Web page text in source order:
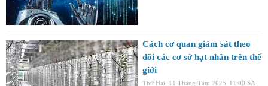
Cách cơ quan giám sát theo
dõi các cơ sở hạt nhân trên thế
giới
Thứ Hai, 11 Tháng Tám 2025 11:00 SA